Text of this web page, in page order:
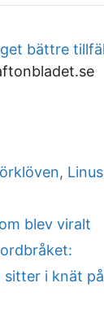
bättre
, Linus
blev viralt
sitter i knät